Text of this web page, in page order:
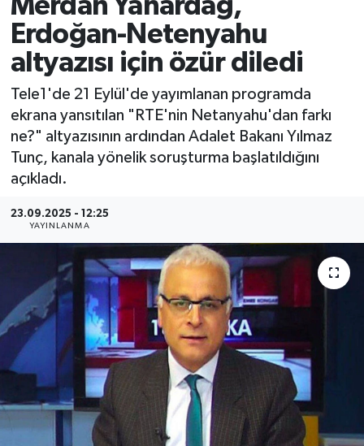
Merdan Yanardağ,
Erdoğan-Netenyahu
altyazısı için özür diledi
Tele1'de 21 Eylül'de yayımlanan programda
ekrana yansıtılan "RTE'nin Netanyahu'dan farkı
ne?" altyazısının ardından Adalet Bakanı Yılmaz
Tunç, kanala yönelik soruşturma başlatıldığını
açıkladı.
23.09.2025 - 12:25
YAYINLANMA